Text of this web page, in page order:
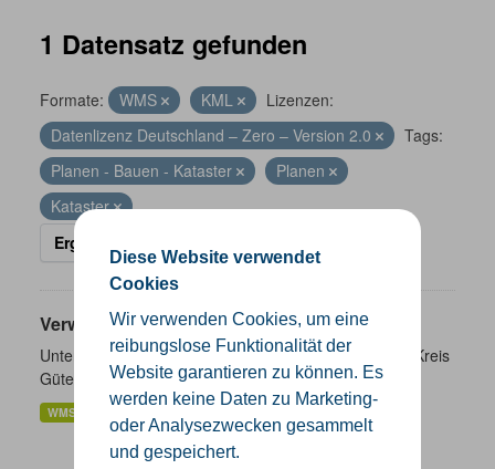
Diese Website verwendet
Cookies
Wir verwenden Cookies, um eine
reibungslose Funktionalität der
Website garantieren zu können. Es
werden keine Daten zu Marketing-
oder Analysezwecken gesammelt
und gespeichert.
1 Datensatz gefunden
Formate: WMS KML
Lizenzen:
Datenlizenz Deutschland – Zero – Version 2.0
Tags:
Planen - Bauen - Kataster
Planen
Kataster
Ergebnisse filtern
Verwaltungsgrenzen
Unterschiedliche Ebenen der Verwaltungsgrenzen im Kreis
Gütersloh
WMS